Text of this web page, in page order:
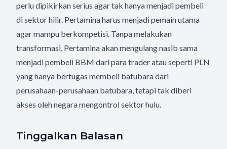
perlu dipikirkan serius agar tak hanya menjadi pembeli
di sektor hilir. Pertamina harus menjadi pemain utama
agar mampu berkompetisi. Tanpa melakukan
transformasi, Pertamina akan mengulang nasib sama
menjadi pembeli BBM dari para trader atau seperti PLN
yang hanya bertugas membeli batubara dari
perusahaan-perusahaan batubara, tetapi tak diberi
akses oleh negara mengontrol sektor hulu.
Tinggalkan Balasan